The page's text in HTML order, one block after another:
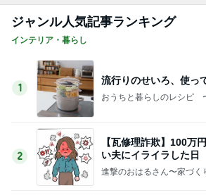
ジャンル人気記事ランキング
インテリア・暮らし
1
流行りのせいろ、使っ
おうちと暮らしのレシピ
2
【瓦修理詐欺】100万
い夫にイライラした日
進撃のおはるさん〜家づく